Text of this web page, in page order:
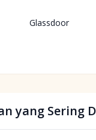
Glassdoor
yang Sering